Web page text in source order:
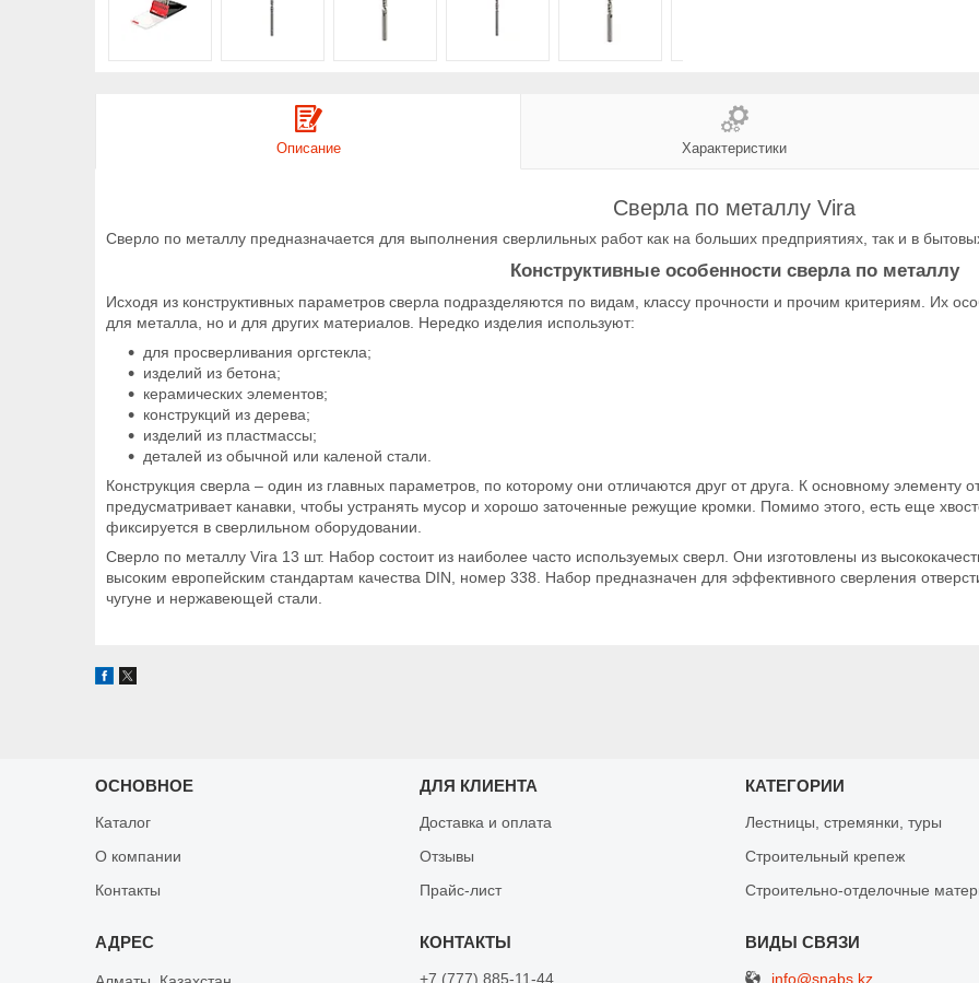
Описание Характеристики
Сверла по металлу Vira
Сверло по металлу предназначается для выполнения сверлильных работ как на больших предприятиях, так и в
Конструктивные особенности сверла по металлу
Исходя из конструктивных параметров сверла подразделяются по видам, классу прочности и прочим критериям. Их
для металла, но и для других материалов. Нередко изделия используют:
для просверливания оргстекла;
изделий из бетона;
керамических элементов;
конструкций из дерева;
изделий из пластмассы;
деталей из обычной или каленой стали.
Конструкция сверла – один из главных параметров, по которому они отличаются друг от друга. К основному элементу
предусматривает канавки, чтобы устранять мусор и хорошо заточенные режущие кромки. Помимо этого, есть еще
фиксируется в сверлильном оборудовании.
Сверло по металлу Vira 13 шт. Набор состоит из наиболее часто используемых сверл. Они изготовлены из
высоким европейским стандартам качества DIN, номер 338. Набор предназначен для эффективного сверления
чугуне и нержавеющей стали.
ОСНОВНОЕ
Каталог
О компании
Контакты
ДЛЯ КЛИЕНТА
Доставка и оплата
Отзывы
Прайс-лист
КАТЕГОРИИ
Лестницы, стремянки, туры
Строительный крепеж
Строительно-отделочные
+7 (777) 885-11-44 info@snabs.kz